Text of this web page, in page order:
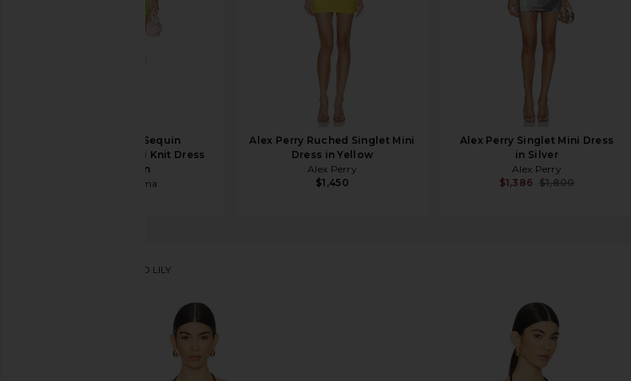
David Koma Sequin
Embroidered Mini Knit Dress
in Green
David Koma
Alex Perry Ruched Singlet Mini
Dress in Yellow
Alex Perry
$1,450
Alex Perry Singlet Mini Dress
in Silver
Alex Perry
$1,386 $1,800
VESTIDO LILY
favoritoSelia Richwood Lily Dress in Brown